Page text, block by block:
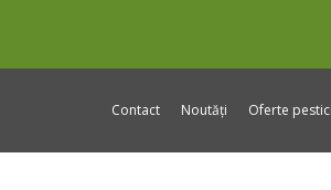
Contact Noutăți Oferte